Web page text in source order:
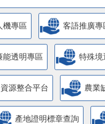
機專區 客語推廣專
能透明專區 特殊境
源整合平台 農業
產地證明標章查詢